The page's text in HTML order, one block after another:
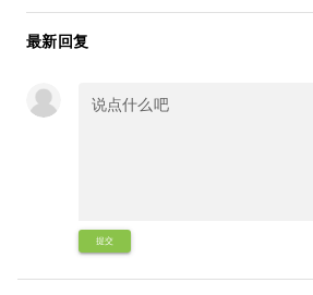
最新回复
提交